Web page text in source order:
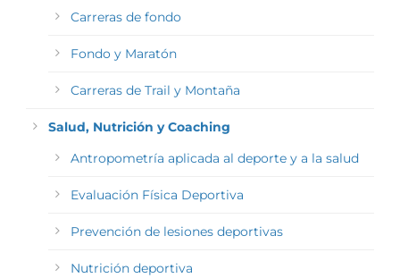
Carreras de fondo
Fondo y Maratón
Carreras de Trail y Montaña
Salud, Nutrición y Coaching
Antropometría aplicada al deporte y a la salud
Evaluación Física Deportiva
Prevención de lesiones deportivas
Nutrición deportiva